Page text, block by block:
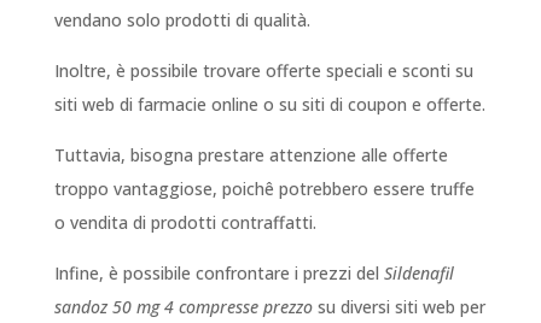
vendano solo prodotti di qualità.
Inoltre, è possibile trovare offerte speciali e sconti su
siti web di farmacie online o su siti di coupon e offerte.
Tuttavia, bisogna prestare attenzione alle offerte
troppo vantaggiose, poichê potrebbero essere truffe
o vendita di prodotti contraffatti.
Infine, è possibile confrontare i prezzi del Sildenafil
sandoz 50 mg 4 compresse prezzosu diversi siti web per